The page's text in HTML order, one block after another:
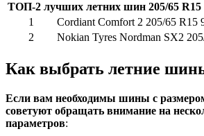
ТОП-2 лучших летних шин 205/65 R15
1
Cordiant Comfort 2 205/65 R15
2
Nokian Tyres Nordman SX2
Как выбрать летние
Если вам необходимы шины с
советуют обращать внимание на
параметров: